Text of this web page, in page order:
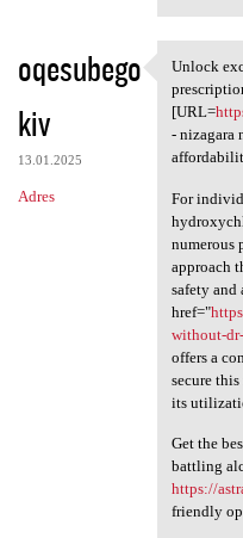
oqesubego
kiv
13.01.2025
Adres
Unlock
Unlock
[URL=
- nizagara
For
numerous
approach
safety and
href="
without-
offers a
secure
its
Get the
battling
https://
friendly